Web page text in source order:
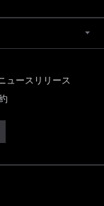
ュースリリース